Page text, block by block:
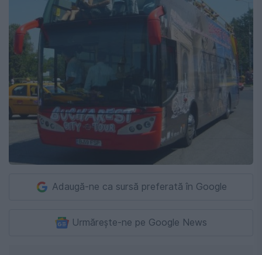
Adaugă-ne ca sursă preferată în Google
Urmărește-ne pe Google News